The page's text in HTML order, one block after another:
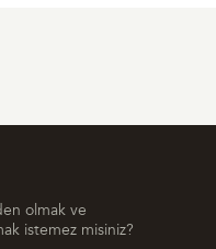
olmak ve
istemez misiniz?